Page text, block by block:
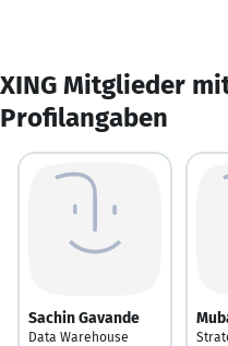
XING Mitglieder
Profilangaben
Sachin Gavande
Data Warehouse